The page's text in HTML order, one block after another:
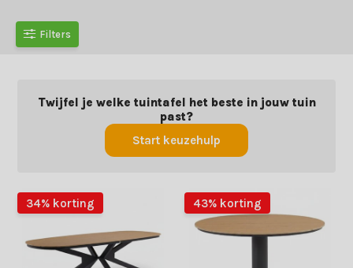
Filters
Twijfel je welke tuintafel het beste in jouw tuin
past?
Start keuzehulp
34% korting 43% korting